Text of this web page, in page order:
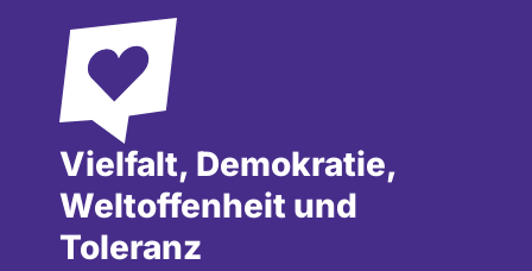
Vielfalt, Demokratie,
Weltoffenheit und
Toleranz